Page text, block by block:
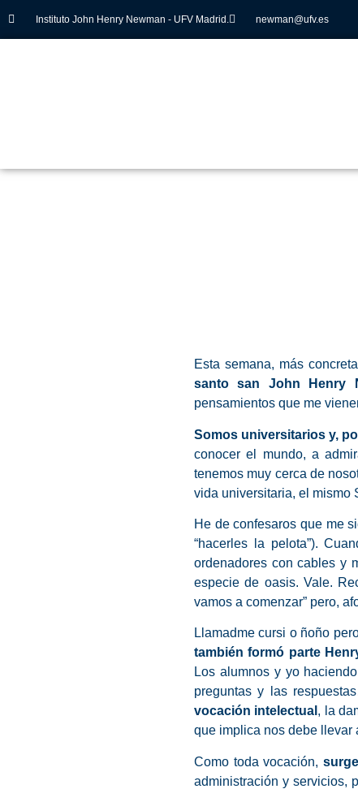
Instituto John Henry Newman - UFV Madrid. newman@ufv.es
Esta semana, más
santo san John Henry
pensamientos que me
Somos universitarios y,
conocer el mundo, a
tenemos muy cerca de
vida universitaria, el mismo
He de confesaros que me
“hacerles la pelota”).
ordenadores con cables y
especie de oasis. Vale.
vamos a comenzar” pero,
Llamadme cursi o ñoño
también formó parte
Los alumnos y yo
preguntas y las
vocación intelectual , la
que implica nos debe llevar
Como toda vocación,
administración y servicios,